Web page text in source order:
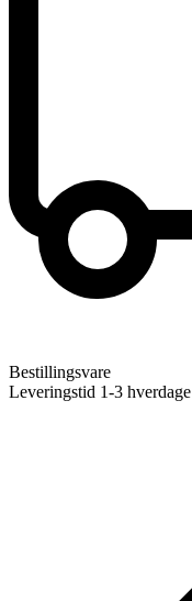
Bestillingsvare
Leveringstid 1-3 hverdage